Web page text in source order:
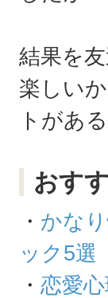
結果を
楽しい
トがあ
おす
・ かな
ック5選
・ 恋愛